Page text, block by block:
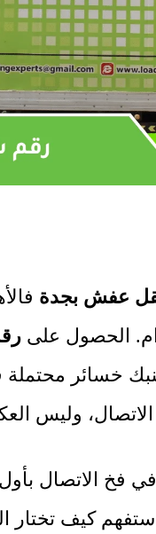
عفش بجدة
الحصول على
خسائر محتملة
وليس
فخ الاتصال
كيف تختار